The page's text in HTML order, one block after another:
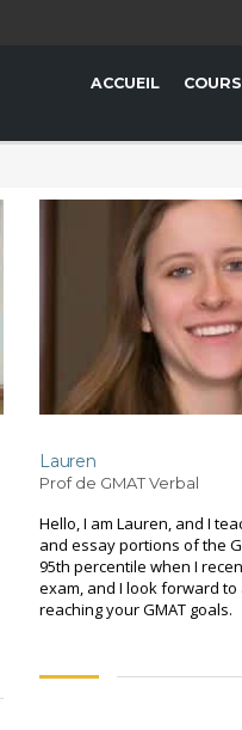
ACCUEIL COURS
Lauren
Prof de GMAT Verbal
Hello, I am Lauren, and I
and essay portions of the
95th percentile when I
exam, and I look forward to
reaching your GMAT goals.